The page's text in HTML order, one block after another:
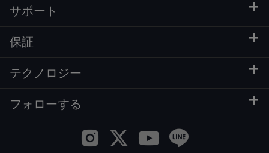
サポート
保証
テクノロジー
フォローする